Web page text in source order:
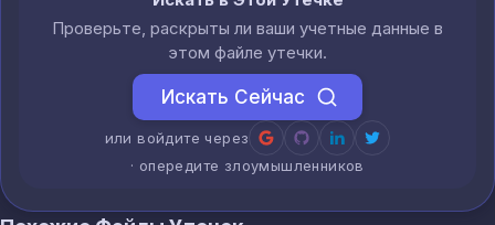
Проверьте, раскрыты ли ваши учетные данные в
этом файле утечки.
Искать Сейчас
или войдите через
· опередите злоумышленников